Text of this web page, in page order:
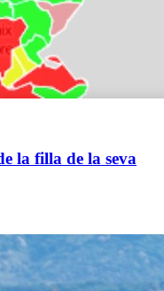
la filla de la seva